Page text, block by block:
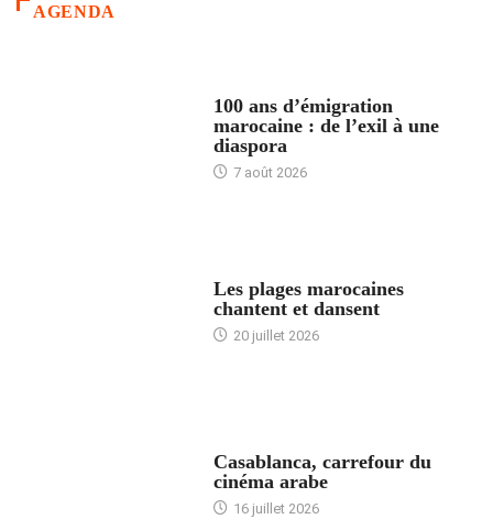
AGENDA
100 ans d’émigration
marocaine : de l’exil à une
diaspora
7 août 2026
Les plages marocaines
chantent et dansent
20 juillet 2026
Casablanca, carrefour du
cinéma arabe
16 juillet 2026